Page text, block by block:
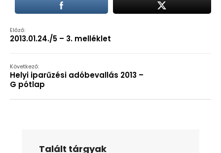
Előző:
2013.01.24./5 – 3. melléklet
Következő:
Helyi iparűzési adóbevallás 2013 –
G pótlap
Talált tárgyak